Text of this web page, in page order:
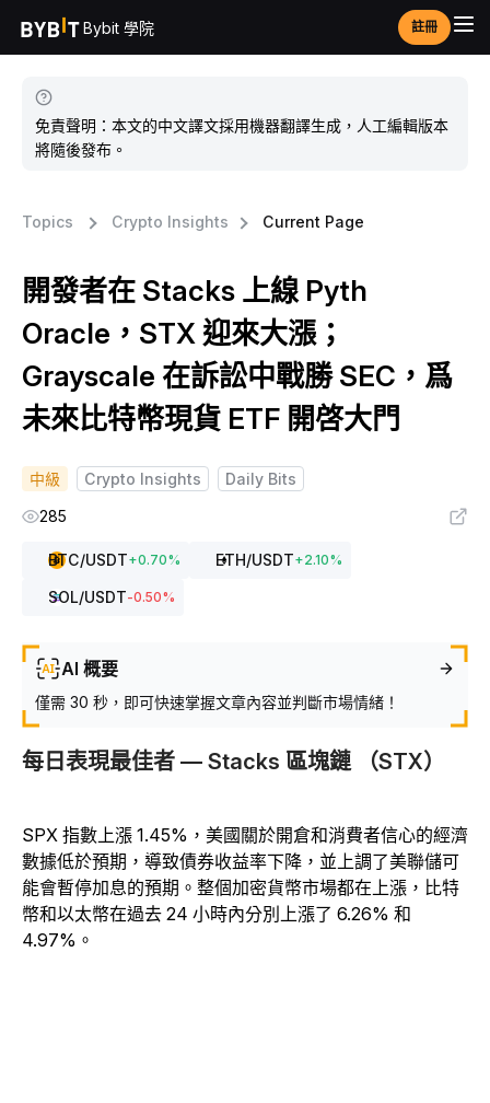
Bybit 學院 註冊
免責聲明：本文的中文譯文採用機器翻譯生成，人工編輯版本
將隨後發布。
Topics Crypto Insights Current Page
開發者在 Stacks 上線 Pyth
Oracle，STX 迎來大漲；
Grayscale 在訴訟中戰勝 SEC，爲
未來比特幣現貨 ETF 開啓大門
中級 Crypto Insights
Daily Bits
285
BTC/USDT+0.70% ETH/USDT+2.10%
SOL/USDT-0.50%
AI 概要
僅需 30 秒，即可快速掌握文章內容並判斷市場情緒！
每日表現最佳者 — Stacks 區塊鏈 （STX）
SPX 指數上漲 1.45%，美國關於開倉和消費者信心的經濟
數據低於預期，導致債券收益率下降，並上調了美聯儲可
能會暫停加息的預期。整個加密貨幣市場都在上漲，比特
幣和以太幣在過去 24 小時內分別上漲了 6.26% 和
4.97%。